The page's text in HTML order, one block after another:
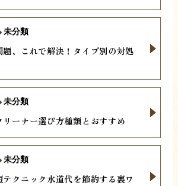
、これで解決！タイプ別の対処
未分類
ーナー選び方種類とおすすめ
未分類
クニック水道代を節約する裏ワ
未分類